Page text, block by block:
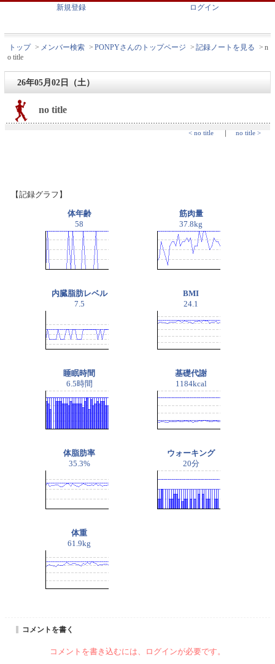
新規登録 ログイン
トップ > メンバー検索 > PONPYさんのトップページ > 記録ノートを見る > n
o title
26年05月02日（土）
no title
< no title ｜ no title >
【記録グラフ】
体年齢
58
筋肉量
37.8kg
内臓脂肪レベル
7.5
BMI
24.1
睡眠時間
6.5時間
基礎代謝
1184kcal
体脂肪率
35.3%
ウォーキング
20分
体重
61.9kg
コメントを書く
コメントを書き込むには、ログインが必要です。